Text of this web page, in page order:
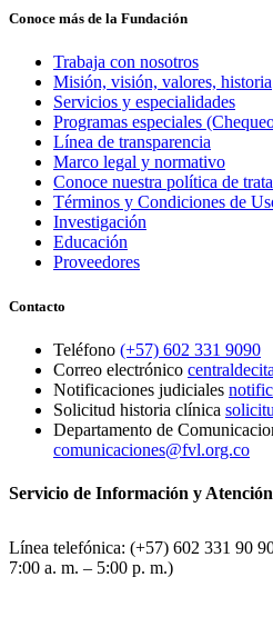
Conoce más de la Fundación
Trabaja con nosotros
Misión, visión, valores, historia
Servicios y especialidades
Programas especiales
Línea de transparencia
Marco legal y normativo
Conoce nuestra política de
Términos y Condiciones de
Investigación
Educación
Proveedores
Contacto
Teléfono (+57) 602 331 9090
Correo electrónico
Notificaciones judiciales
Solicitud historia clínica
Departamento de
comunicaciones@fvl.org.co
Servicio de Información y
Línea telefónica: (+57) 602 331 90
7:00 a. m. – 5:00 p. m.)